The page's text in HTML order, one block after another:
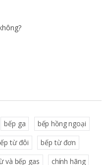
bếp ga bếp hồng ngoại
từ đôi bếp từ đơn
và bếp gas chính hãng